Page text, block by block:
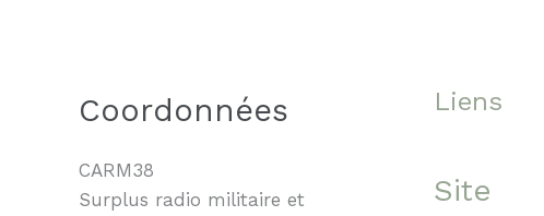
Coordonnées
CARM38
Surplus radio militaire et
Liens
Site